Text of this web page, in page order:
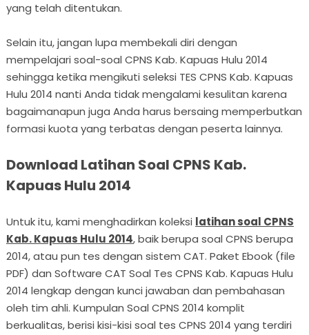
yang telah ditentukan.
Selain itu, jangan lupa membekali diri dengan
mempelajari soal-soal CPNS Kab. Kapuas Hulu 2014
sehingga ketika mengikuti seleksi TES CPNS Kab. Kapuas
Hulu 2014 nanti Anda tidak mengalami kesulitan karena
bagaimanapun juga Anda harus bersaing memperbutkan
formasi kuota yang terbatas dengan peserta lainnya.
Download Latihan Soal CPNS Kab.
Kapuas Hulu 2014
Untuk itu, kami menghadirkan koleksi latihan soal CPNS
Kab. Kapuas Hulu 2014, baik berupa soal CPNS berupa
2014, atau pun tes dengan sistem CAT. Paket Ebook (file
PDF) dan Software CAT Soal Tes CPNS Kab. Kapuas Hulu
2014 lengkap dengan kunci jawaban dan pembahasan
oleh tim ahli. Kumpulan Soal CPNS 2014 komplit
berkualitas, berisi kisi-kisi soal tes CPNS 2014 yang terdiri